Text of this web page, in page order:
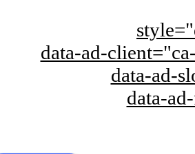
data-ad-
data-ad-
data-